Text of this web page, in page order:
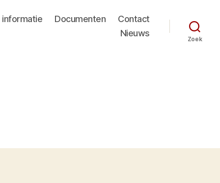
informatie Documenten
Contact
Nieuws
Zoek